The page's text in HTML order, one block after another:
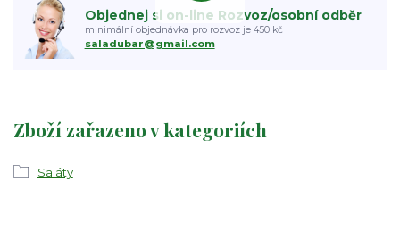
Zboží zařazeno v kategoriích
Saláty
Objednej si on-line Rozvoz/osobní odběr
minimální objednávka pro rozvoz je 450 kč
saladubar@gmail.com